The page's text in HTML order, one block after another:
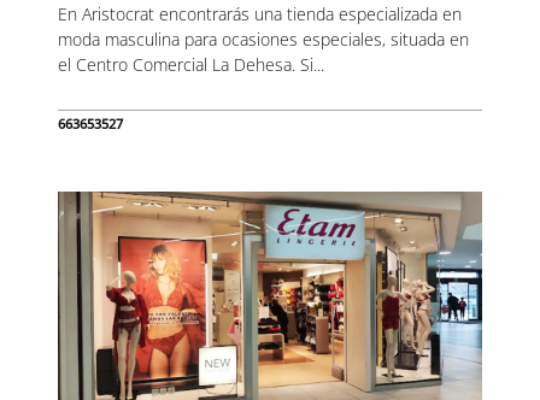
En Aristocrat encontrarás una tienda especializada en
moda masculina para ocasiones especiales, situada en
el Centro Comercial La Dehesa. Si...
663653527